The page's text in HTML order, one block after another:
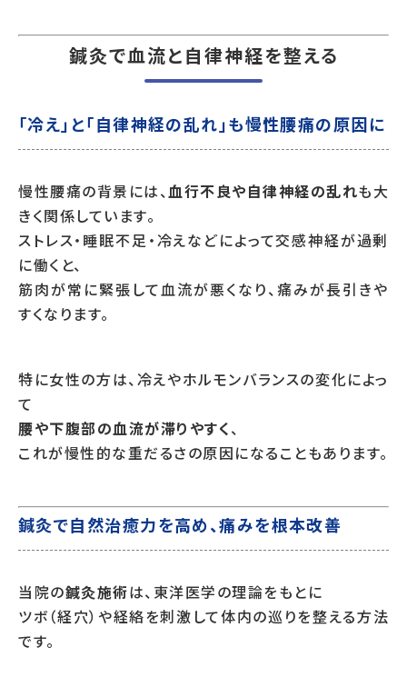
鍼灸で血流と自律神経を整える
「冷え」と「自律神経の乱れ」も慢性腰痛の原因に
慢性腰痛の背景には、血行不良や自律神経の乱れも大
きく関係しています。
ストレス・睡眠不足・冷えなどによって交感神経が過剰
に働くと、
筋肉が常に緊張して血流が悪くなり、痛みが長引きや
すくなります。
特に女性の方は、冷えやホルモンバランスの変化によっ
て
腰や下腹部の血流が滞りやすく、
これが慢性的な重だるさの原因になることもあります。
鍼灸で自然治癒力を高め、痛みを根本改善
当院の鍼灸施術は、東洋医学の理論をもとに
ツボ（経穴）や経絡を刺激して体内の巡りを整える方法
です。